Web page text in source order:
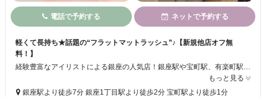
電話で予約する ネットで予約する
軽くて長持ち★話題の“フラットマットラッシュ”♪【新規他店オフ無
料！】
もっと見る
銀座駅より徒歩7分 銀座1丁目駅より徒歩2分 宝町駅より徒歩1分